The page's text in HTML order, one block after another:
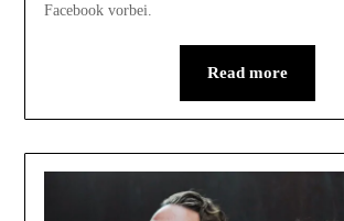
Facebook vorbei.
Read more